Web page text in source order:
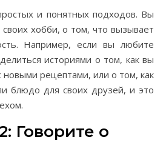
и понятных подходов. Вы
хобби, о том, что вызывает
Например, если вы любите
историями о том, как вы
новыми рецептами, или о том, как
блюдо для своих друзей, и это
Говорите о